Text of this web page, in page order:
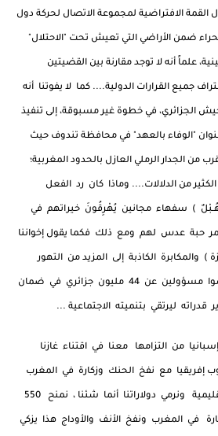
القمة الافتراضية لمجموعة الاتصال لحركة دول
ضمن الأراضي التي تعيش تحت "الاحتلال"
علماً أنه لا توجد مقارنة بين القضيتين
جميع القرارات الدولية.... كما لا يفوتنا أنه
الجزائري، في خطوة غير مسبوقة، إلى تنفيذ
"الوفاء بالعهد" في محافظة تندوف حيث
من الجدار الرملي العازل بالحدود المغربية؛
من الدلالات.... وماذا كان رد الفعل
) سفهاء مجانين يُهْرِقُونَ خيراتهم في
حبة عدس لهم ومع ذلك فكما يقول إخواننا
والمكابرة الكاذبة إلى المزيد من التهور
والرَّهَقِ والنَّزَقِ وكأنهم ليسوا مسؤولين عن 44 مليون جزائري في ضمان
ليرتقي بتنميته الاجتماعية ...
من التزامها معنا في اقتناء غازنا
، 2 مليار لجنوب إفريقيا مع نفخ الحنك وزكارة في المغرب
في المغرب ونفخ الأنف والأوداج هذا يزكي